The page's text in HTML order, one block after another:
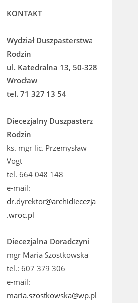
KONTAKT
Wydział Duszpasterstwa
Rodzin
ul. Katedralna 13, 50-328
Wrocław
tel. 71 327 13 54
Diecezjalny Duszpasterz
Rodzin
ks. mgr lic. Przemysław
Vogt
tel. 664 048 148
e-mail:
dr.dyrektor@archidiecezja
.wroc.pl
Diecezjalna Doradczyni
mgr Maria Szostkowska
tel.: 607 379 306
e-mail:
maria.szostkowska@wp.pl